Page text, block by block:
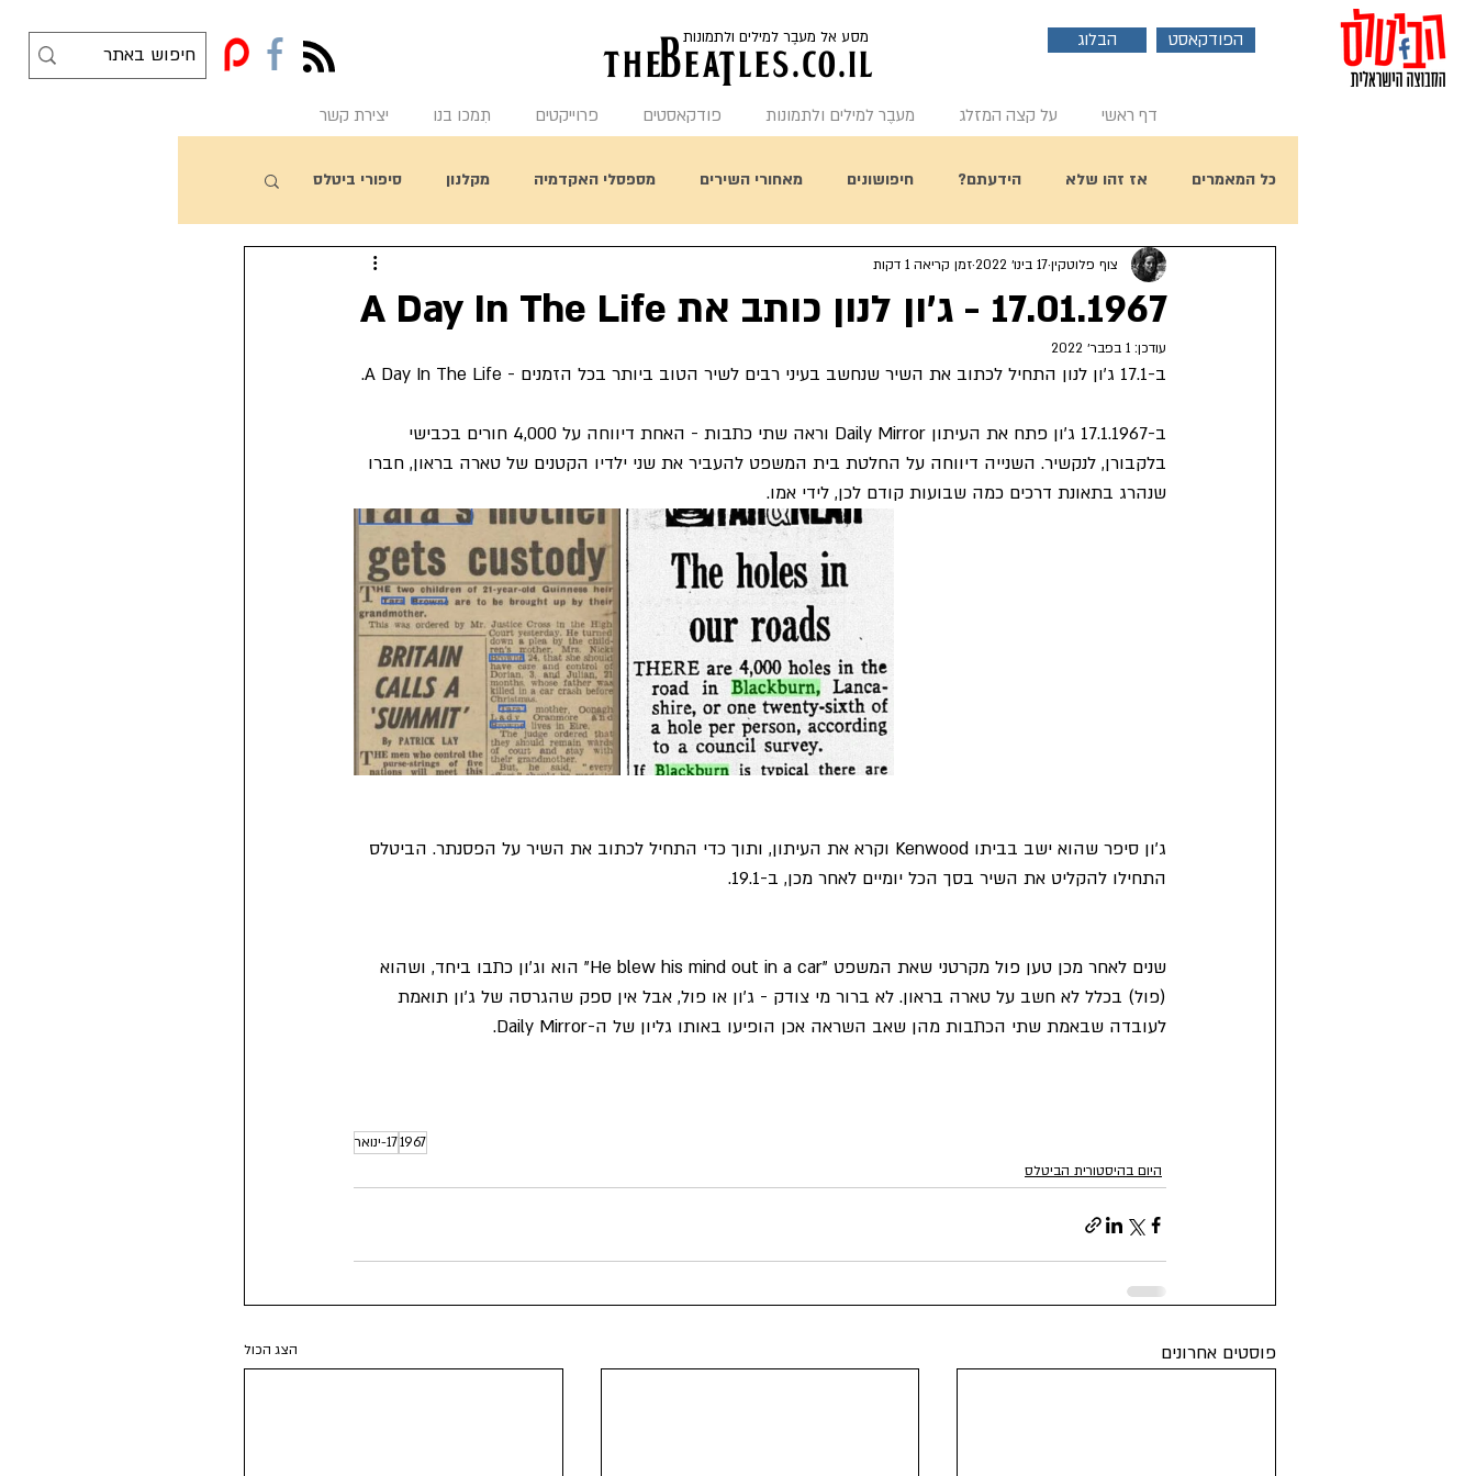
f הבלוג הפודקאסט theBeaTles.co.il
מסע אל מעבֶר למילים ולתמונות
דף ראשי על קצה המזלג מעבֶר למילים ולתמונות פודקאסטים פרוייקטים תִמכו בנו יצירת קשר
כל המאמרים אז זהו שלא הידעתם? חיפושונים מאחורי השירים מספסלי האקדמיה מקלנון סיפורי ביטלס
פוסט אורח ראיון עם ביל הארי תחשבו על זה
יום הולדת 80 לפול מקרטני
17.01.1967 - ג'ון לנון כותב את A Day In The Life
צוף פלוטקין17 בינו׳ 2022 זמן קריאה 1 דקות
עודכן: 1 בפבר׳ 2022
ב-17.1 ג'ון לנון התחיל לכתוב את השיר שנחשב בעיני רבים לשיר הטוב ביותר בכל הזמנים - A Day In The Life.
ב-17.1.1967 ג'ון פתח את העיתון Daily Mirror וראה שתי כתבות - האחת דיווחה על 4,000 חורים בכבישי
בלקבורן, לנקשיר. השנייה דיווחה על החלטת בית המשפט להעביר את שני ילדיו הקטנים של טארה בראון, חברו
שנהרג בתאונת דרכים כמה שבועות קודם לכן, לידי אמו.
ג'ון סיפר שהוא ישב בביתו Kenwood וקרא את העיתון, ותוך כדי התחיל לכתוב את השיר על הפסנתר. הביטלס
התחילו להקליט את השיר בסך הכל יומיים לאחר מכן, ב-19.1.
שנים לאחר מכן טען פול מקרטני שאת המשפט "He blew his mind out in a car" הוא וג'ון כתבו ביחד, ושהוא
(פול) בכלל לא חשב על טארה בראון. לא ברור מי צודק - ג'ון או פול, אבל אין ספק שהגרסה של ג'ון תואמת
לעובדה שבאמת שתי הכתבות מהן שאב השראה אכן הופיעו באותו גליון של ה-Daily Mirror.
196717-ינואר
היום בהיסטורית הביטלס
פוסטים אחרונים הצג הכול